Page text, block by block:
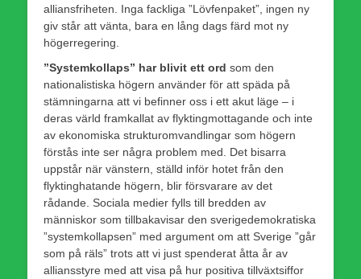
alliansfriheten. Inga fackliga ”Lövfenpaket”, ingen ny
giv står att vänta, bara en lång dags färd mot ny
högerregering.
”Systemkollaps” har blivit ett ord som den
nationalistiska högern använder för att späda på
stämningarna att vi befinner oss i ett akut läge – i
deras värld framkallat av flyktingmottagande och inte
av ekonomiska strukturomvandlingar som högern
förstås inte ser några problem med. Det bisarra
uppstår när vänstern, ställd inför hotet från den
flyktinghatande högern, blir försvarare av det
rådande. Sociala medier fylls till bredden av
människor som tillbakavisar den sverigedemokratiska
”systemkollapsen” med argument om att Sverige ”går
som på räls” trots att vi just spenderat åtta år av
alliansstyre med att visa på hur positiva tillväxtsiffor